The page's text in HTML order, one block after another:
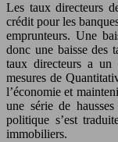
Les taux directeurs
crédit pour les
emprunteurs. Une
donc une baisse des
taux directeurs a
mesures de
l’économie et
une série de
politique s’est
immobiliers.